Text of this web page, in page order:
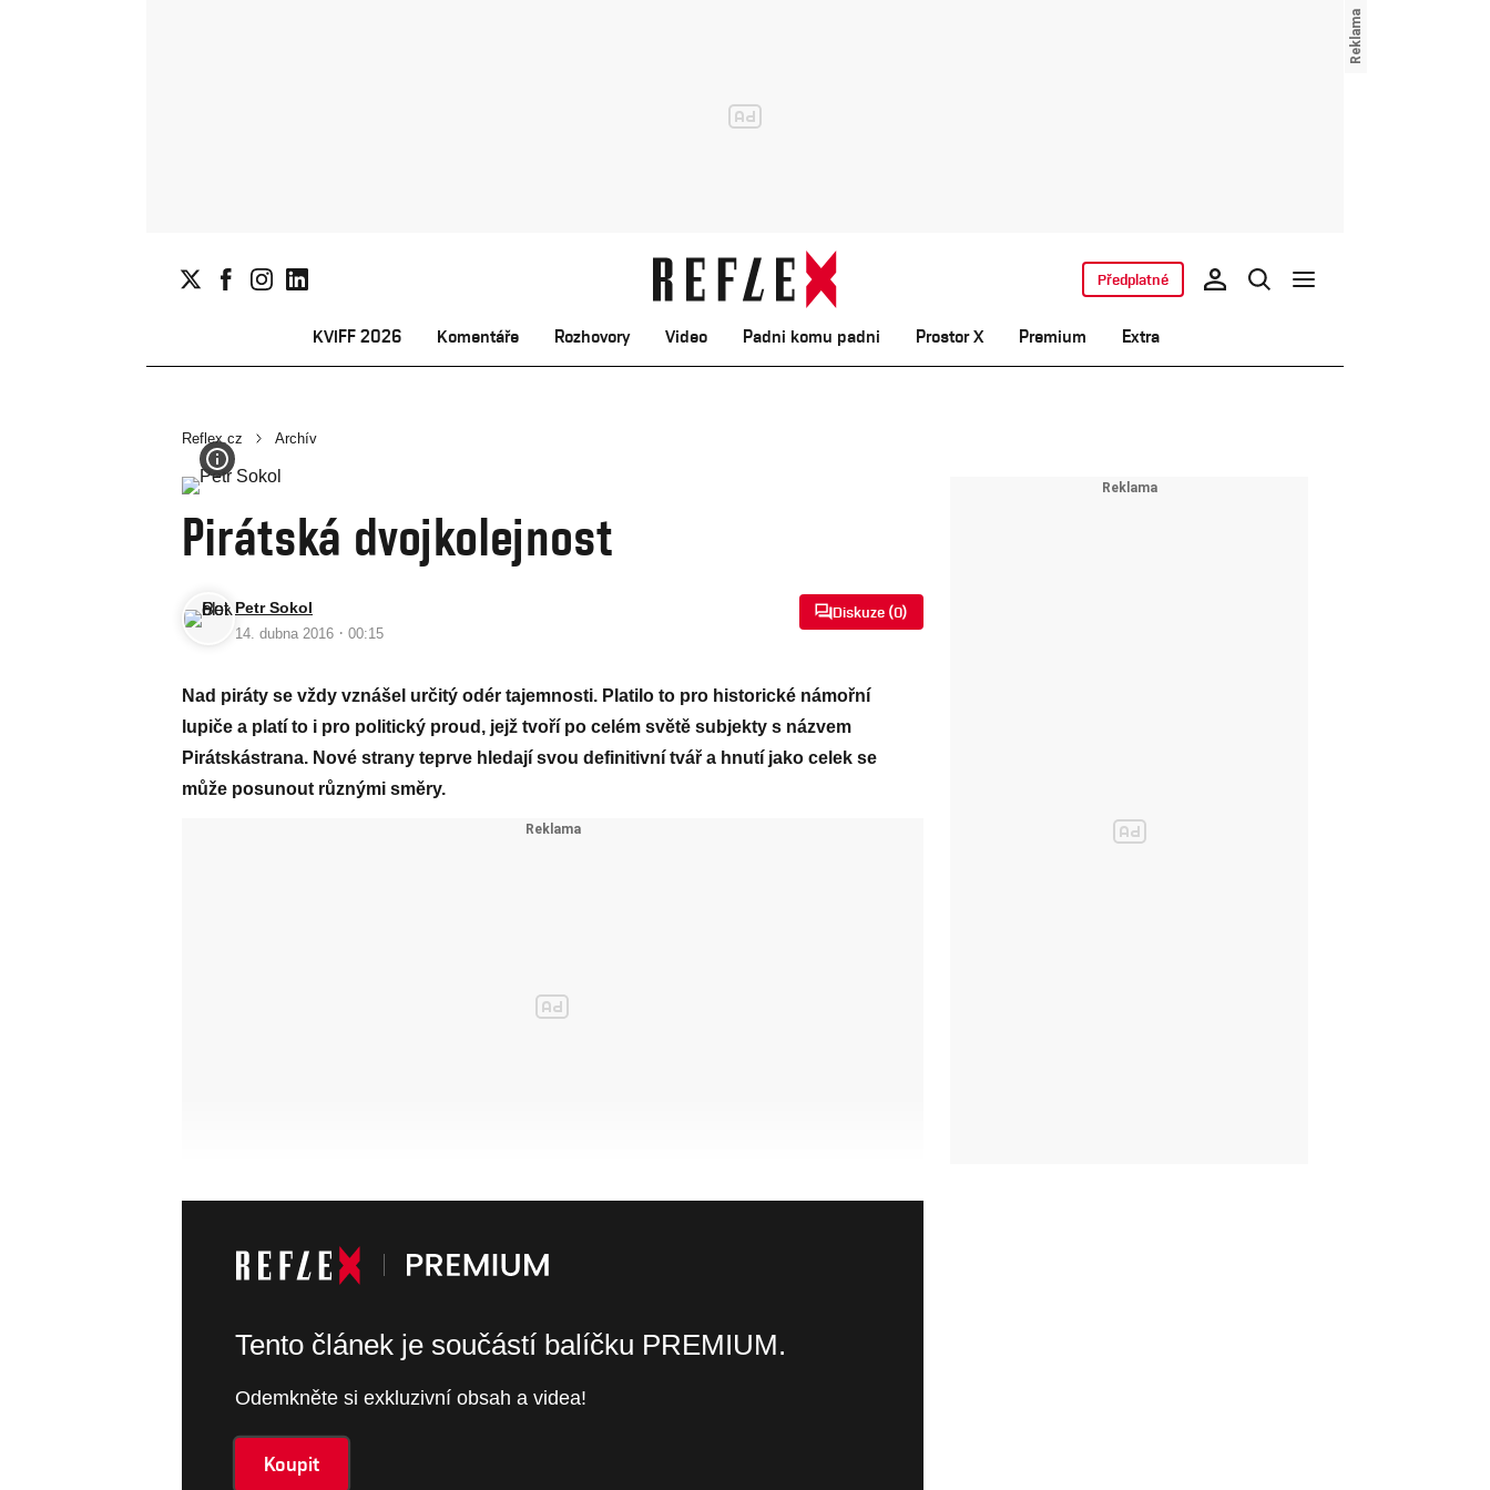
KVIFF 2026 Komentáře Rozhovory Video Padni komu padni Prostor X Premium Extra
Předplatné
Reflex.cz Archív
Pirátská dvojkolejnost
Petr Sokol
14. dubna 2016 · 00:15
Diskuze (0)
Nad piráty se vždy vznášel určitý odér tajemnosti. Platilo to pro historické námořní
lupiče a platí to i pro politický proud, jejž tvoří po celém světě subjekty s názvem
Pirátskástrana. Nové strany teprve hledají svou definitivní tvář a hnutí jako celek se
může posunout různými směry.
Tento článek je součástí balíčku PREMIUM.
Odemkněte si exkluzivní obsah a videa!
Koupit